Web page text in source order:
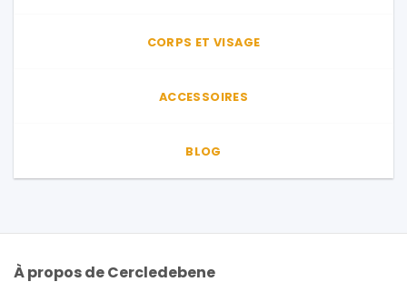
CORPS ET VISAGE
ACCESSOIRES
BLOG
À propos de Cercledebene